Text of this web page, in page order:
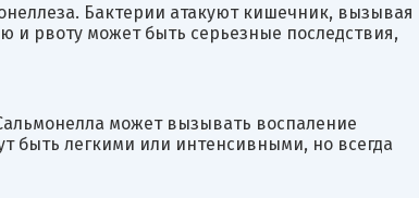
Бактерии атакуют кишечник, вызывая
и рвоту может быть серьезные последствия,
может вызывать воспаление
быть легкими или интенсивными, но всегда